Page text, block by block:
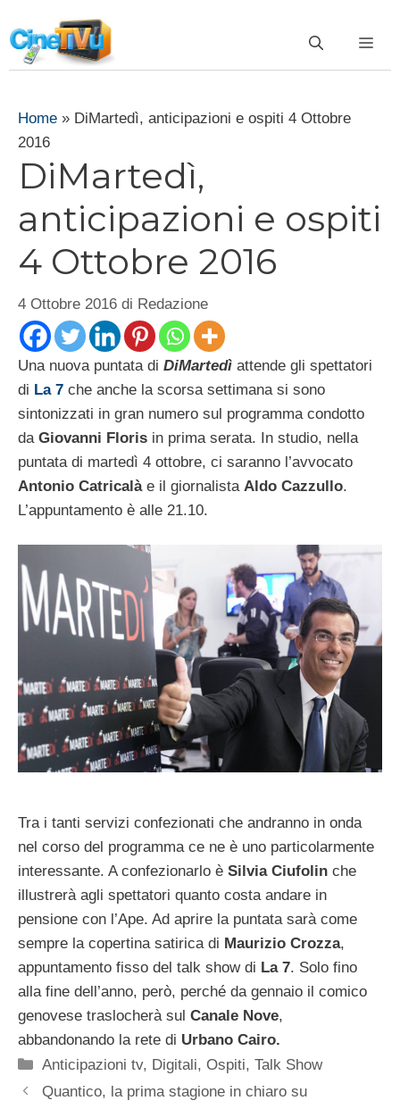
al
contenuto
Home » DiMartedì, anticipazioni e ospiti 4 Ottobre
2016
DiMartedì,
anticipazioni e ospiti
4 Ottobre 2016
4 Ottobre 2016 di Redazione
Una nuova puntata di DiMartedì attende gli spettatori
di La 7 che anche la scorsa settimana si sono
sintonizzati in gran numero sul programma condotto
da Giovanni Floris in prima serata. In studio, nella
puntata di martedì 4 ottobre, ci saranno l’avvocato
Antonio Catricalàe il giornalista Aldo Cazzullo.
L’appuntamento è alle 21.10.
Tra i tanti servizi confezionati che andranno in onda
nel corso del programma ce ne è uno particolarmente
interessante. A confezionarlo è Silvia Ciufolin che
illustrerà agli spettatori quanto costa andare in
pensione con l’Ape. Ad aprire la puntata sarà come
sempre la copertina satirica di Maurizio Crozza,
appuntamento fisso del talk show di La 7. Solo fino
alla fine dell’anno, però, perché da gennaio il comico
genovese traslocherà sul Canale Nove,
abbandonando la rete di Urbano Cairo.
Categorie
Anticipazioni tv, Digitali,Ospiti,Talk Show
Quantico, la prima stagione in chiaro su